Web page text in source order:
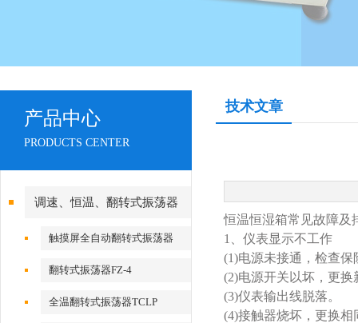
产品中心
PRODUCTS CENTER
调速、恒温、翻转式振荡器
触摸屏全自动翻转式振荡器
翻转式振荡器FZ-4
全温翻转式振荡器TCLP
技术文章
恒温恒湿箱常见故障及
1
、仪表显示不工作
(1)电源未接通，检查保
(2)电源开关以坏，更换
(3)仪表输出线脱落。
(4)接触器烧坏，更换相